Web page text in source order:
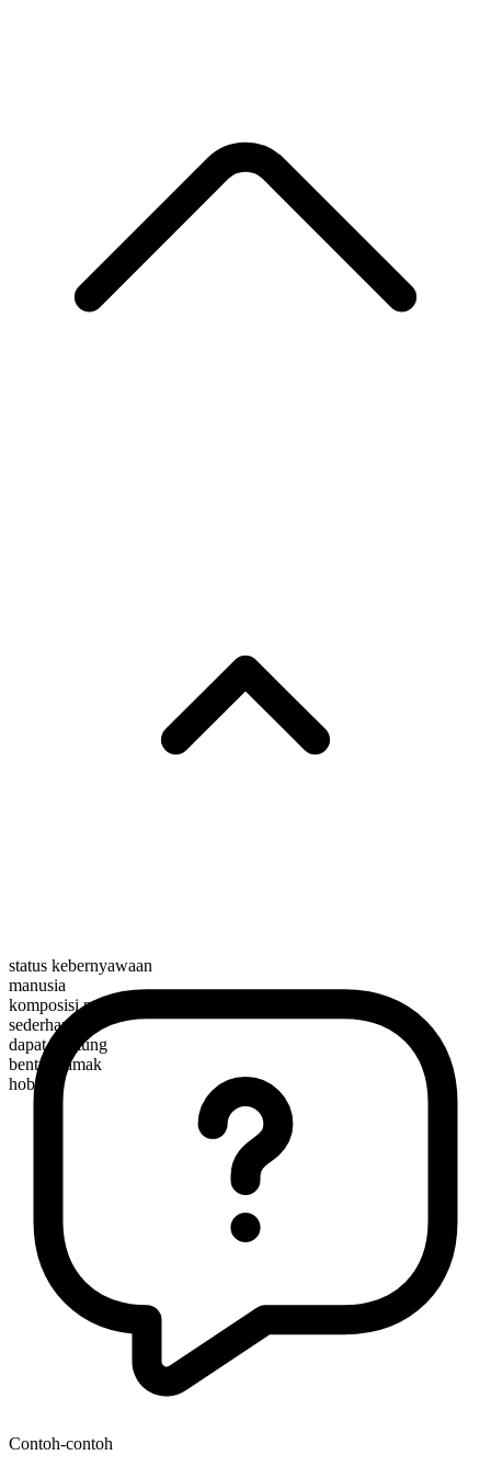
status kebernyawaan
manusia
komposisi morfologis
sederhana
dapat dihitung
bentuk jamak
hobos
Contoh-contoh